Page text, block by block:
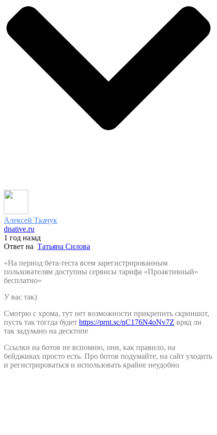
Алексей Ткачук
dnative.ru
1 год назад
Ответ на Татьяна Силова
«На период бета-теста всем зарегистрированным
польхователям доступны сервисы тарифа «Проактивный»
бесплатно»
У вас так)
Смотрю с хрома, тут нет возможности прикрепить скриншот,
пусть так тоггда будет https://prnt.sc/nC176N4oNv7Z вряд ли
так задумано на десктопе
Ссылки на ботов не вспомню, они, как правило, на
бейджиках просто есть. Про ботов подумайте, на сайт уходить
и регистрироваться и использовать крайне неудобно